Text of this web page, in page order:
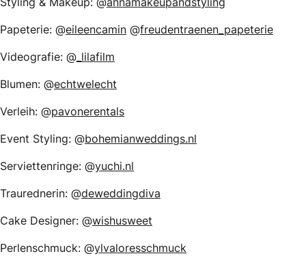
Papeterie: @eileencamin @freudentraenen_papeterie
Videografie: @ _lilafilm
Blumen: @echtwelecht
Verleih: @pavonerentals
Event Styling: @bohemianweddings.nl
Serviettenringe: @yuchi.nl
Traurednerin: @deweddingdiva
Cake Designer: @wishusweet
Perlenschmuck: @ylvaloresschmuck